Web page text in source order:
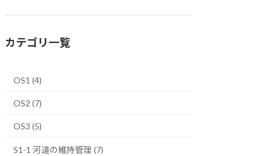
カテゴリ一覧
OS1 (4)
OS2 (7)
OS3 (5)
S1-1 河道の維持管理 (7)